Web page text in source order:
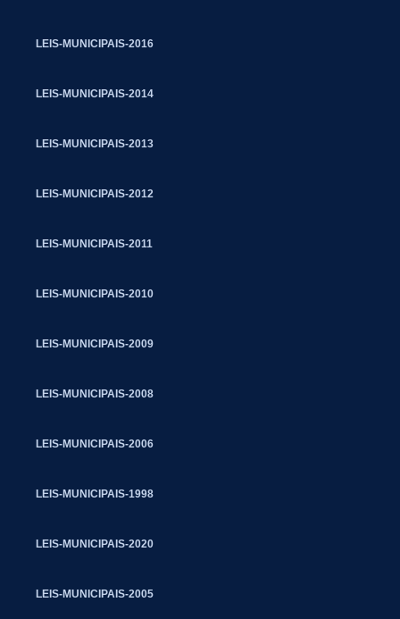
LEIS-MUNICIPAIS-2016
LEIS-MUNICIPAIS-2014
LEIS-MUNICIPAIS-2013
LEIS-MUNICIPAIS-2012
LEIS-MUNICIPAIS-2011
LEIS-MUNICIPAIS-2010
LEIS-MUNICIPAIS-2009
LEIS-MUNICIPAIS-2008
LEIS-MUNICIPAIS-2006
LEIS-MUNICIPAIS-1998
LEIS-MUNICIPAIS-2020
LEIS-MUNICIPAIS-2005